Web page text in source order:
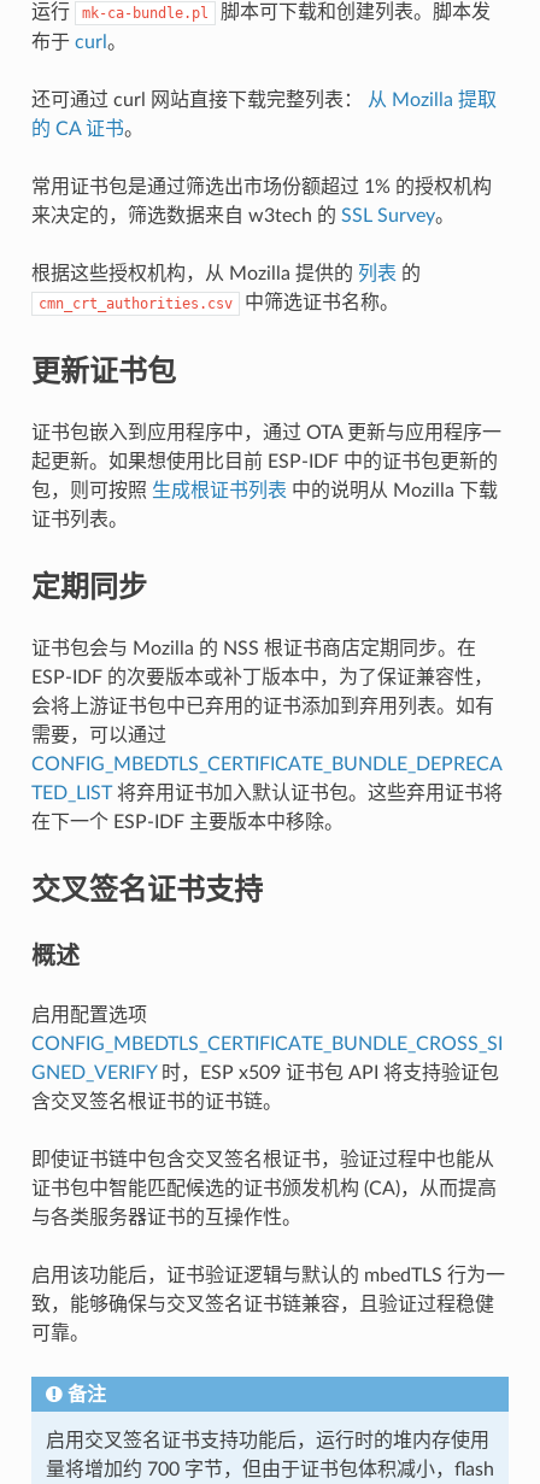
运行 mk-ca-bundle.pl
脚本可下载和创建列表。脚本发
布于 curl 。
还可通过 curl 网站直接下载完整列表：
从 Mozilla 提取
的 CA 证书。
常用证书包是通过筛选出市场份额超过 1% 的授权机构
来决定的，筛选数据来自 w3tech 的 SSL Survey。
根据这些授权机构，从 Mozilla 提供的 列表 的
cmn_crt_authorities.csv 中筛选证书名称。
更新证书包
证书包嵌入到应用程序中，通过 OTA 更新与应用程序一
起更新。如果想使用比目前 ESP-IDF 中的证书包更新的
包，则可按照 生成根证书列表 中的说明从 Mozilla 下载
证书列表。
定期同步
证书包会与 Mozilla 的 NSS 根证书商店定期同步。在
ESP-IDF 的次要版本或补丁版本中，为了保证兼容性，
会将上游证书包中已弃用的证书添加到弃用列表。如有
需要，可以通过
CONFIG_MBEDTLS_CERTIFICATE_BUNDLE_DEPRECA
TED_LIST将弃用证书加入默认证书包。这些弃用证书将
在下一个 ESP-IDF 主要版本中移除。
交叉签名证书支持
概述
启用配置选项
CONFIG_MBEDTLS_CERTIFICATE_BUNDLE_CROSS_SI
GNED_VERIFY时，ESP x509 证书包 API 将支持验证包
含交叉签名根证书的证书链。
即使证书链中包含交叉签名根证书，验证过程中也能从
证书包中智能匹配候选的证书颁发机构 (CA)，从而提高
与各类服务器证书的互操作性。
启用该功能后，证书验证逻辑与默认的 mbedTLS 行为一
致，能够确保与交叉签名证书链兼容，且验证过程稳健
可靠。
备注
启用交叉签名证书支持功能后，运行时的堆内存使用
量将增加约 700 字节，但由于证书包体积减小，flash